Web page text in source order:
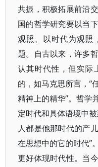
共振，积极拓展前沿
国的哲学研究要以当
观照、以时代为观照
题。自古以来，许多
认其时代性，但实际
的，如马克思所言，“
精神上的精华”。哲学
定时代和具体语境中
人都是他那时代的产
在思想中的它的时代”
更好体现时代性。当